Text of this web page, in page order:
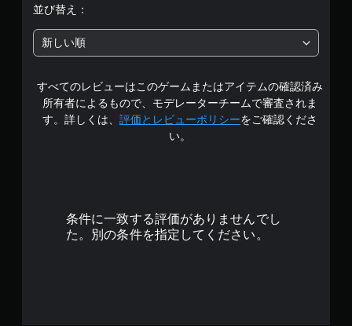
中
の
3
.
並び替え：
新しい順
すべてのレビューはこのゲームまたはアイテムの確認済み
所有者によるもので、モデレーターチームで審査されま
す。詳しくは、 評価とレビューポリシーをご確認くださ
い。
条件に一致する評価がありませんでし
た。別の条件を指定してください。